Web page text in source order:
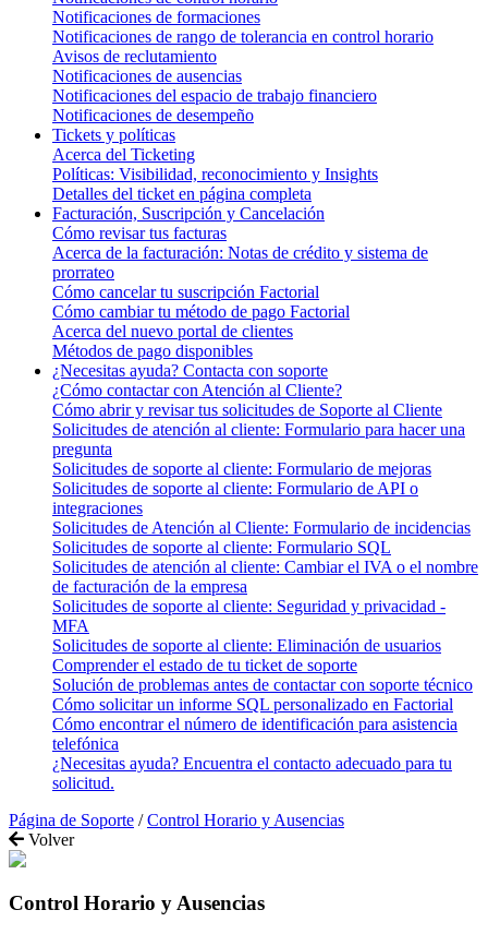
Notificaciones de formaciones
Notificaciones de rango de tolerancia en control horario
Avisos de reclutamiento
Notificaciones de ausencias
Notificaciones del espacio de trabajo financiero
Notificaciones de desempeño
Tickets y políticas
Acerca del Ticketing
Políticas: Visibilidad, reconocimiento y Insights
Detalles del ticket en página completa
Facturación, Suscripción y Cancelación
Cómo revisar tus facturas
Acerca de la facturación: Notas de crédito y sistema de
prorrateo
Cómo cancelar tu suscripción Factorial
Cómo cambiar tu método de pago Factorial
Acerca del nuevo portal de clientes
Métodos de pago disponibles
¿Necesitas ayuda? Contacta con soporte
¿Cómo contactar con Atención al Cliente?
Cómo abrir y revisar tus solicitudes de Soporte al Cliente
Solicitudes de atención al cliente: Formulario para hacer una
pregunta
Solicitudes de soporte al cliente: Formulario de mejoras
Solicitudes de soporte al cliente: Formulario de API o
integraciones
Solicitudes de Atención al Cliente: Formulario de incidencias
Solicitudes de soporte al cliente: Formulario SQL
Solicitudes de atención al cliente: Cambiar el IVA o el nombre
de facturación de la empresa
Solicitudes de soporte al cliente: Seguridad y privacidad -
MFA
Solicitudes de soporte al cliente: Eliminación de usuarios
Comprender el estado de tu ticket de soporte
Solución de problemas antes de contactar con soporte técnico
Cómo solicitar un informe SQL personalizado en Factorial
Cómo encontrar el número de identificación para asistencia
telefónica
¿Necesitas ayuda? Encuentra el contacto adecuado para tu
solicitud.
Página de Soporte / Control Horario y Ausencias
Volver
Control Horario y Ausencias